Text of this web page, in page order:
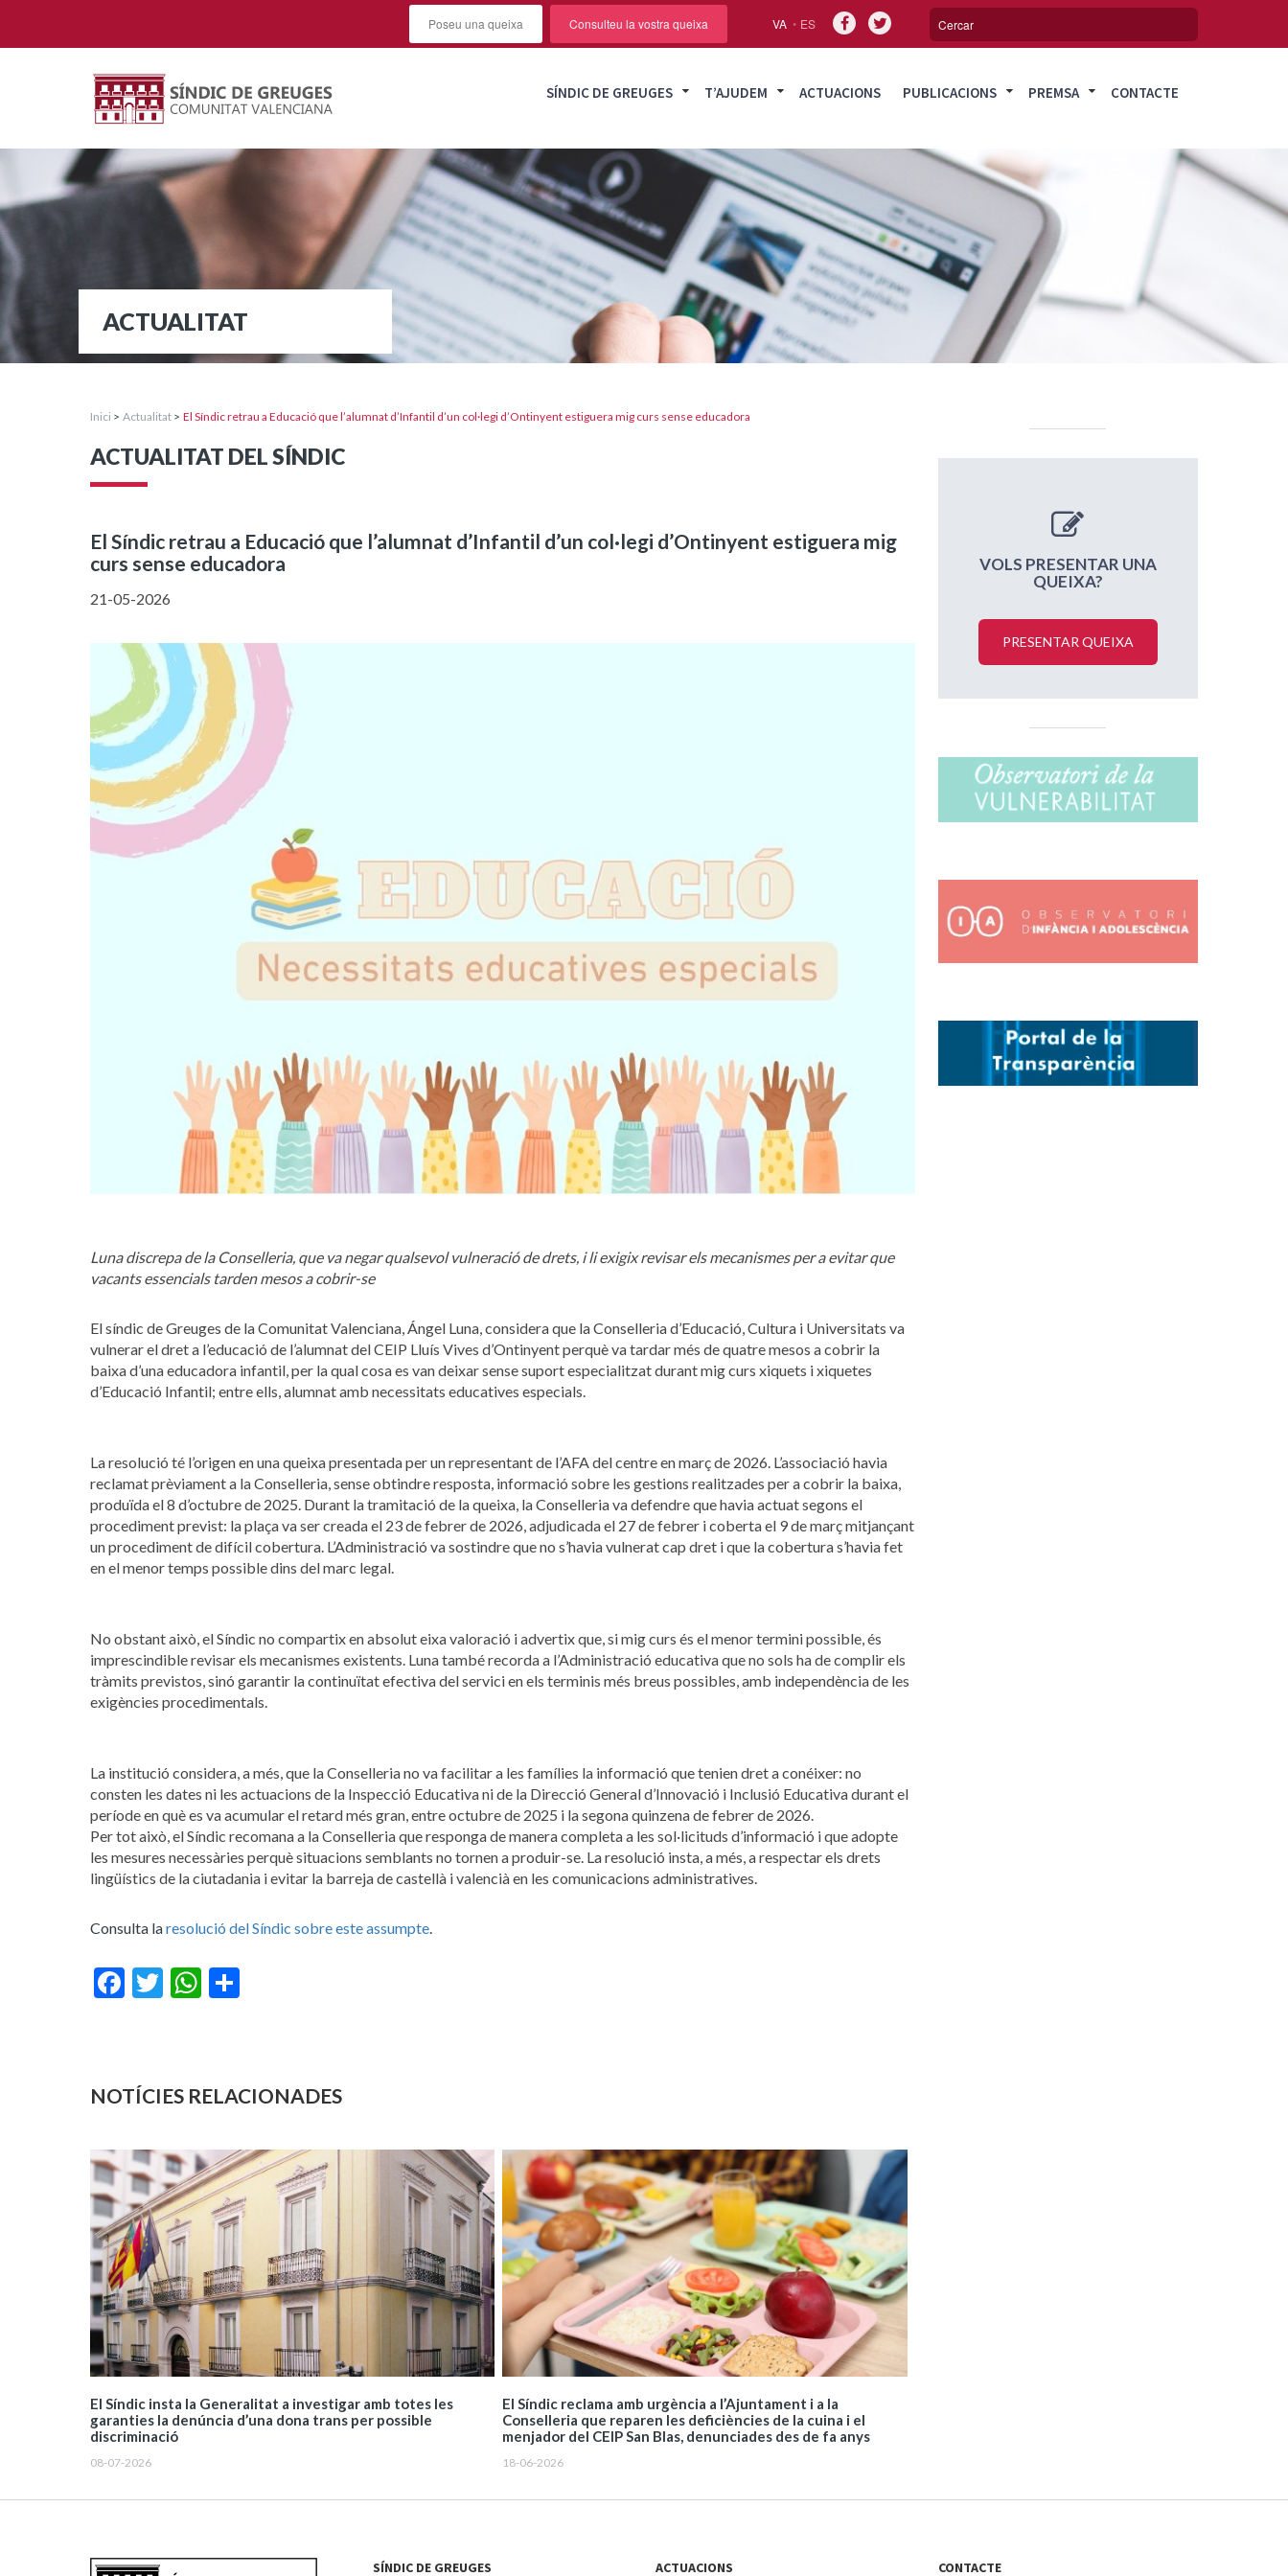
VA ES
Poseu una queixa Consulteu la vostra queixa
SÍNDIC DE GREUGES T’AJUDEM ACTUACIONS PUBLICACIONS PREMSA CONTACTE
ACTUALITAT
Inici > Actualitat> El Síndic retrau a Educació que l’alumnat d’Infantil d’un col·legi d’Ontinyent estiguera mig curs sense educadora
ACTUALITAT DEL SÍNDIC
El Síndic retrau a Educació que l’alumnat d’Infantil d’un col·legi d’Ontinyent estiguera mig
curs sense educadora
21-05-2026
Luna discrepa de la Conselleria, que va negar qualsevol vulneració de drets, i li exigix revisar els mecanismes per a evitar que
vacants essencials tarden mesos a cobrir-se
El síndic de Greuges de la Comunitat Valenciana, Ángel Luna, considera que la Conselleria d’Educació, Cultura i Universitats va
vulnerar el dret a l’educació de l’alumnat del CEIP Lluís Vives d’Ontinyent perquè va tardar més de quatre mesos a cobrir la
baixa d’una educadora infantil, per la qual cosa es van deixar sense suport especialitzat durant mig curs xiquets i xiquetes
d’Educació Infantil; entre ells, alumnat amb necessitats educatives especials.
La resolució té l’origen en una queixa presentada per un representant de l’AFA del centre en març de 2026. L’associació havia
reclamat prèviament a la Conselleria, sense obtindre resposta, informació sobre les gestions realitzades per a cobrir la baixa,
produïda el 8 d’octubre de 2025. Durant la tramitació de la queixa, la Conselleria va defendre que havia actuat segons el
procediment previst: la plaça va ser creada el 23 de febrer de 2026, adjudicada el 27 de febrer i coberta el 9 de març mitjançant
un procediment de difícil cobertura. L’Administració va sostindre que no s’havia vulnerat cap dret i que la cobertura s’havia fet
en el menor temps possible dins del marc legal.
No obstant això, el Síndic no compartix en absolut eixa valoració i advertix que, si mig curs és el menor termini possible, és
imprescindible revisar els mecanismes existents. Luna també recorda a l’Administració educativa que no sols ha de complir els
tràmits previstos, sinó garantir la continuïtat efectiva del servici en els terminis més breus possibles, amb independència de les
exigències procedimentals.
La institució considera, a més, que la Conselleria no va facilitar a les famílies la informació que tenien dret a conéixer: no
consten les dates ni les actuacions de la Inspecció Educativa ni de la Direcció General d’Innovació i Inclusió Educativa durant el
període en què es va acumular el retard més gran, entre octubre de 2025 i la segona quinzena de febrer de 2026.
Per tot això, el Síndic recomana a la Conselleria que responga de manera completa a les sol·licituds d’informació i que adopte
les mesures necessàries perquè situacions semblants no tornen a produir-se. La resolució insta, a més, a respectar els drets
lingüístics de la ciutadania i evitar la barreja de castellà i valencià en les comunicacions administratives.
Consulta laresolució del Síndic sobre este assumpte.
Facebook
Twitter WhatsApp
NOTÍCIES RELACIONADES
El Síndic insta la Generalitat a investigar amb totes les
garanties la denúncia d’una dona trans per possible
discriminació
08-07-2026
El Síndic reclama amb urgència a l’Ajuntament i a la
Conselleria que reparen les deficiències de la cuina i el
menjador del CEIP San Blas, denunciades des de fa anys
18-06-2026
VOLS PRESENTAR UNA
QUEIXA?
PRESENTAR QUEIXA
SÍNDIC DE GREUGES ACTUACIONS CONTACTE